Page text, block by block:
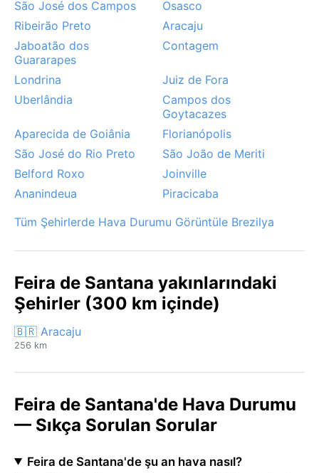
São José dos Campos
Osasco
Ribeirão Preto
Aracaju
Jaboatão dos
Guararapes
Contagem
Londrina
Juiz de Fora
Uberlândia
Campos dos
Goytacazes
Aparecida de Goiânia
Florianópolis
São José do Rio Preto
São João de Meriti
Belford Roxo
Joinville
Ananindeua
Piracicaba
Tüm Şehirlerde Hava Durumu Görüntüle Brezilya
Feira de Santana yakınlarındaki
Şehirler (300 km içinde)
🇧🇷 Aracaju
256 km
Feira de Santana'de Hava Durumu
— Sıkça Sorulan Sorular
Feira de Santana'de şu an hava nasıl?